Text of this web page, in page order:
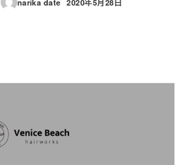
投稿日